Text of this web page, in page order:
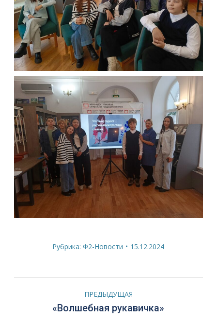
Рубрика:Ф2-Новости 15.12.2024
НавигацияПРЕДЫДУЩАЯ
Предыдущая
запись:
«Волшебная рукавичка»